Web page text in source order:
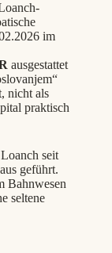
im
ausgestattet
nicht als
praktisch
seit
geführt.
Bahnwesen
seltene